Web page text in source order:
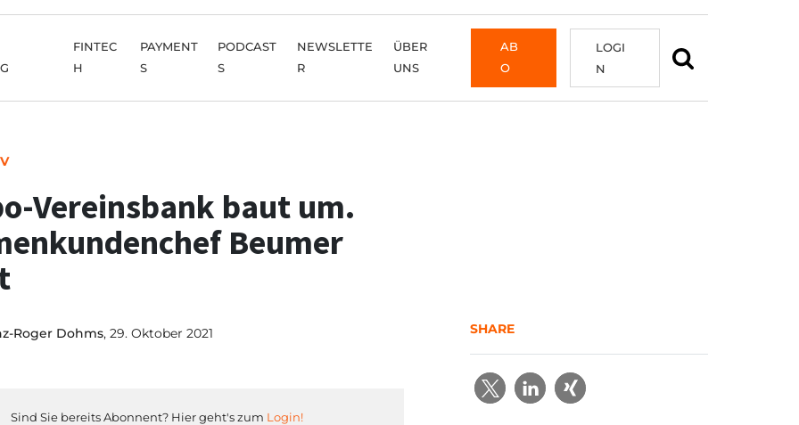
FINTEC
H
PAYMENT
S
PODCAST
S
NEWSLETTE
R
ÜBER
UNS
AB
O
LOGI
N
Vereinsbank baut um.
Beumer
Roger Dohms, 29. Oktober 2021
Sind Sie bereits Abonnent? Hier geht's zum Login!
SHARE